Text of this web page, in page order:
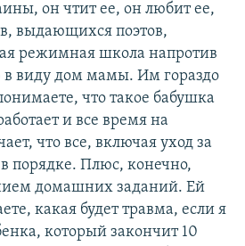
он чтит ее, он любит ее,
выдающихся поэтов,
режимная школа напротив
виду дом мамы. Им гораздо
что такое бабушка
и все время на
что все, включая уход за
порядке. Плюс, конечно,
домашних заданий. Ей
какая будет травма, если я
который закончит 10